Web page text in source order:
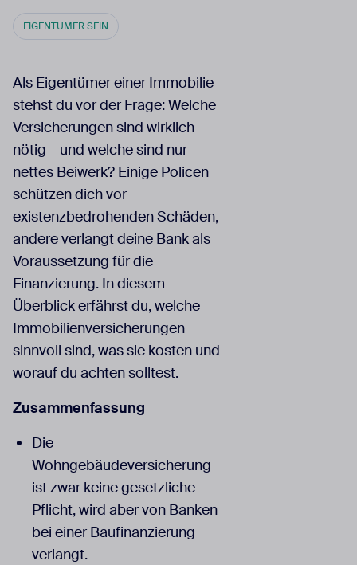
EIGENTÜMER SEIN
Als Eigentümer einer Immobilie
stehst du vor der Frage: Welche
Versicherungen sind wirklich
nötig – und welche sind nur
nettes Beiwerk? Einige Policen
schützen dich vor
existenzbedrohenden Schäden,
andere verlangt deine Bank als
Voraussetzung für die
Finanzierung. In diesem
Überblick erfährst du, welche
Immobilienversicherungen
sinnvoll sind, was sie kosten und
worauf du achten solltest.
Zusammenfassung
Die
Wohngebäudeversicherung
ist zwar keine gesetzliche
Pflicht, wird aber von Banken
bei einer Baufinanzierung
verlangt.